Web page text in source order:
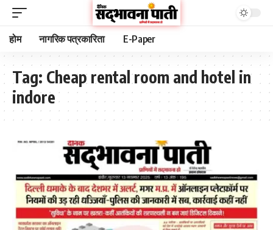
होम नागरिक पत्रकारिता E-Paper
Tag: Cheap rental room and hotel in
indore